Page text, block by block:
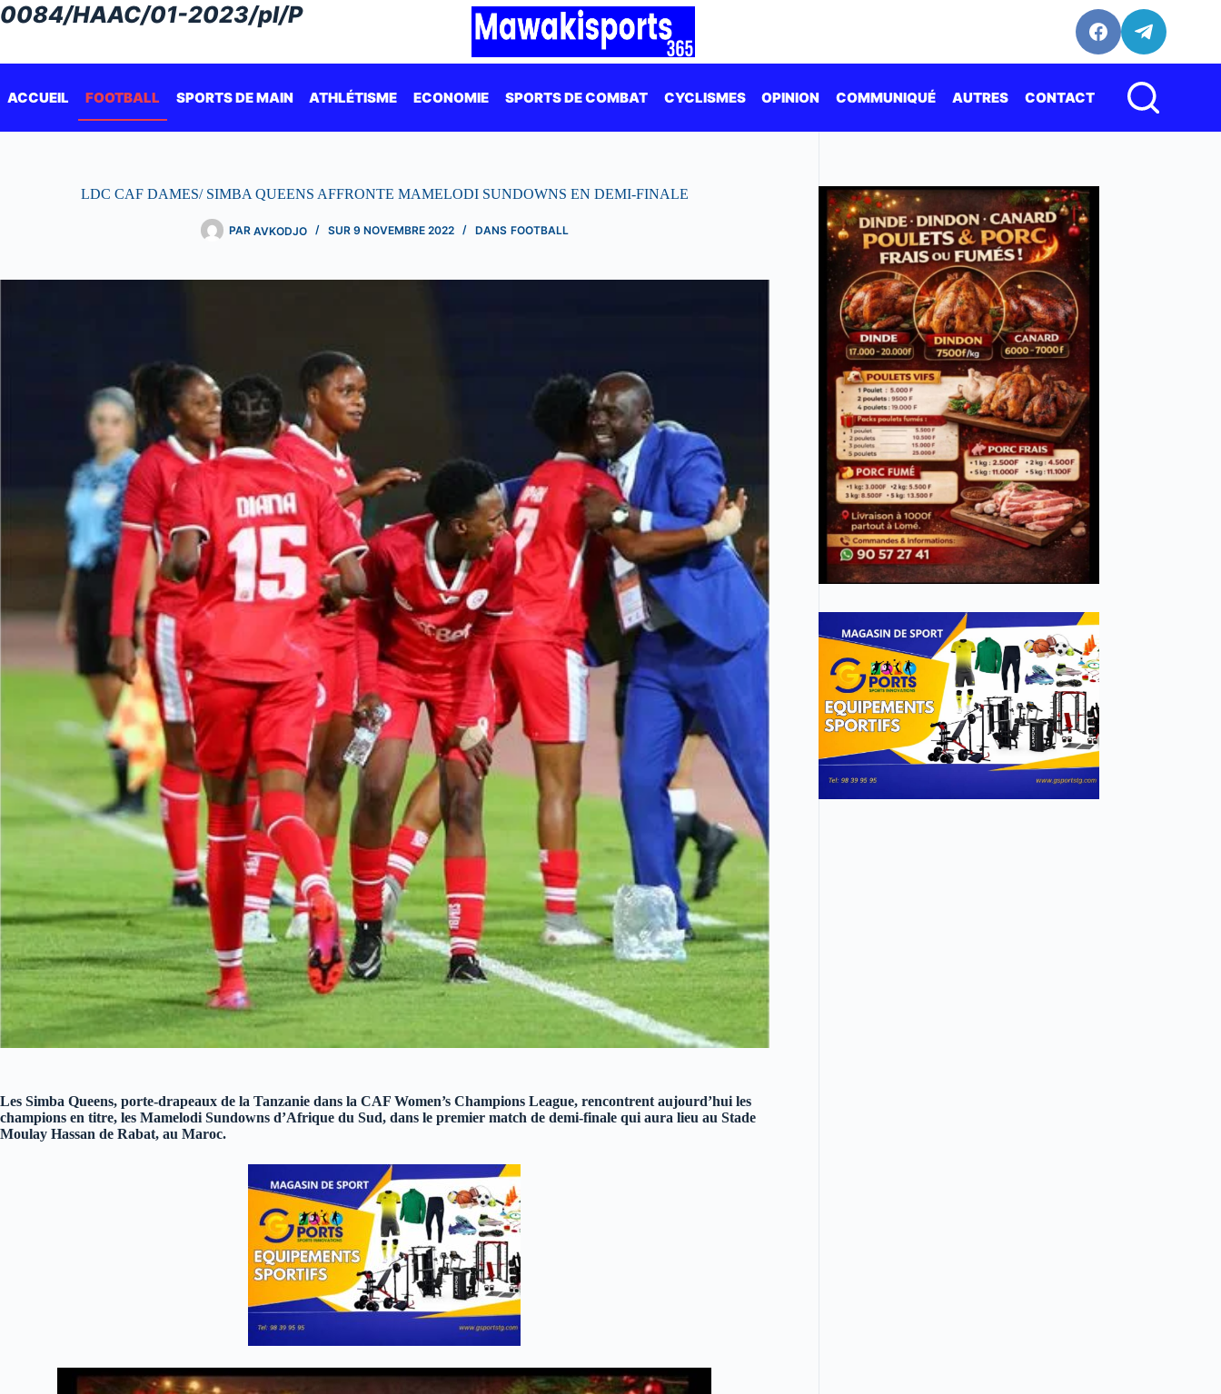
Passer
au
0084/HAAC/01-2023/pl/P
ACCUEIL FOOTBALL SPORTS DE MAIN ATHLÉTISME ECONOMIE SPORTS DE COMBAT CYCLISMES OPINION COMMUNIQUÉ AUTRES CONTACT
LDC CAF DAMES/ SIMBA QUEENS AFFRONTE MAMELODI SUNDOWNS EN DEMI-FINALE
PAR AVKODJO SUR 9 NOVEMBRE 2022 DANS FOOTBALL
Les Simba Queens, porte-drapeaux de la Tanzanie dans la CAF Women’s Champions League, rencontrent aujourd’hui les
champions en titre, les Mamelodi Sundowns d’Afrique du Sud, dans le premier match de demi-finale qui aura lieu au Stade
Moulay Hassan de Rabat, au Maroc.